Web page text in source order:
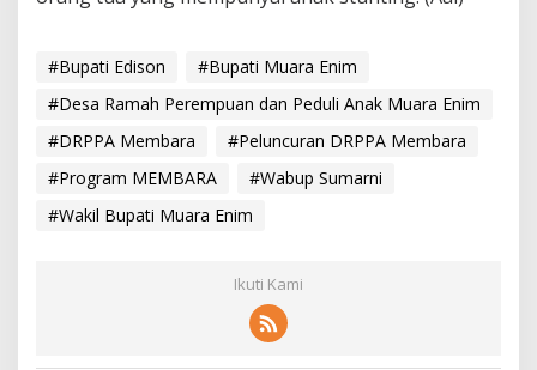
#Bupati Edison
#Bupati Muara Enim
#Desa Ramah Perempuan dan Peduli Anak Muara Enim
#DRPPA Membara
#Peluncuran DRPPA Membara
#Program MEMBARA
#Wabup Sumarni
#Wakil Bupati Muara Enim
Ikuti Kami